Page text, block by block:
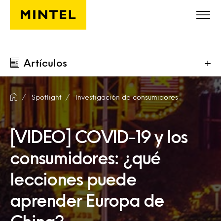
Saltar al contenido principal
Artículos +
Spotlight Investigación de consumidores
[VIDEO] COVID-19 y los
consumidores: ¿qué
lecciones puede
aprender Europa de